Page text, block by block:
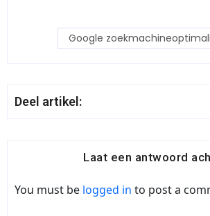
Google
Deel artikel:
Laat een antwoord
You must be logged in to post a